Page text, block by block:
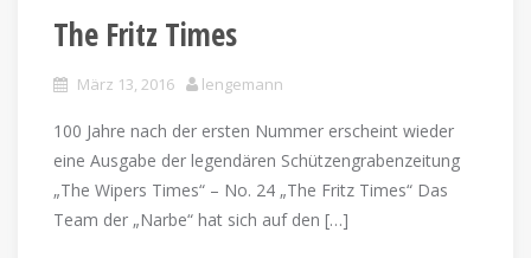
The Fritz Times
März 13, 2016 lengemann
100 Jahre nach der ersten Nummer erscheint wieder
eine Ausgabe der legendären Schützengrabenzeitung
„The Wipers Times“ – No. 24 „The Fritz Times“ Das
Team der „Narbe“ hat sich auf den […]